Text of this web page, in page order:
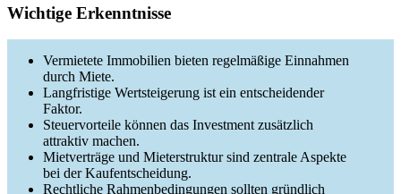
Wichtige Erkenntnisse
Vermietete Immobilien bieten regelmäßige Einnahmen
durch Miete.
Langfristige Wertsteigerung ist ein entscheidender
Faktor.
Steuervorteile können das Investment zusätzlich
attraktiv machen.
Mietverträge und Mieterstruktur sind zentrale Aspekte
bei der Kaufentscheidung.
Rechtliche Rahmenbedingungen sollten gründlich